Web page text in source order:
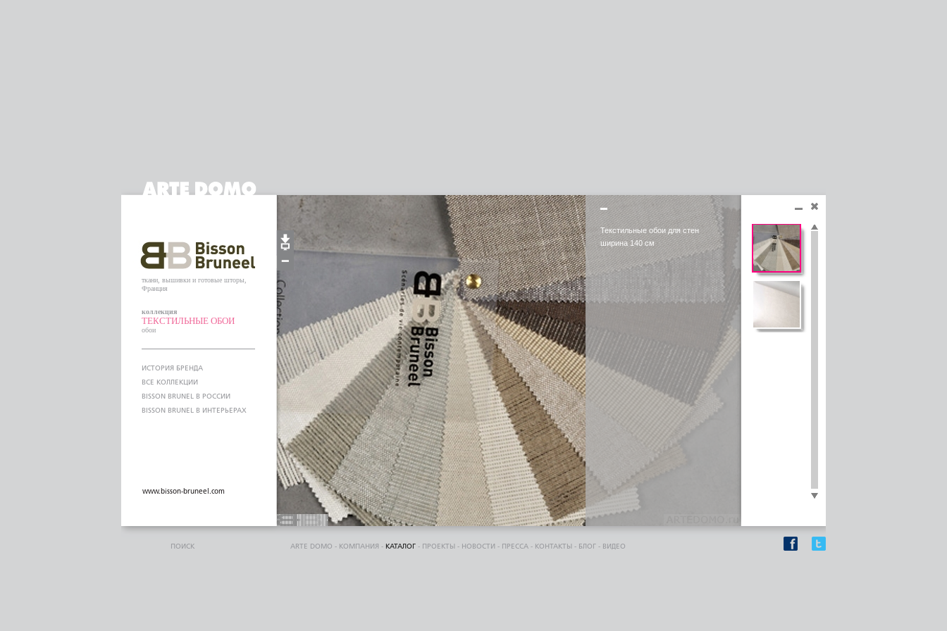
ткани, вышивки и готовые шторы,
Франция
коллекция
ТЕКСТИЛЬНЫЕ ОБОИ
обои
ИСТОРИЯ БРЕНДА
ВСЕ КОЛЛЕКЦИИ
BISSON BRUNEL В РОССИИ
BISSON BRUNEL В ИНТЕРЬЕРАХ
www.bisson-bruneel.com
ПОИСК
Текстильные обои для стен
ширина 140 см
ARTE DOMO - КОМПАНИЯ - КАТАЛОГ - ПРОЕКТЫ - НОВОСТИ - ПРЕССА - КОНТАКТЫ - БЛОГ - ВИДЕО